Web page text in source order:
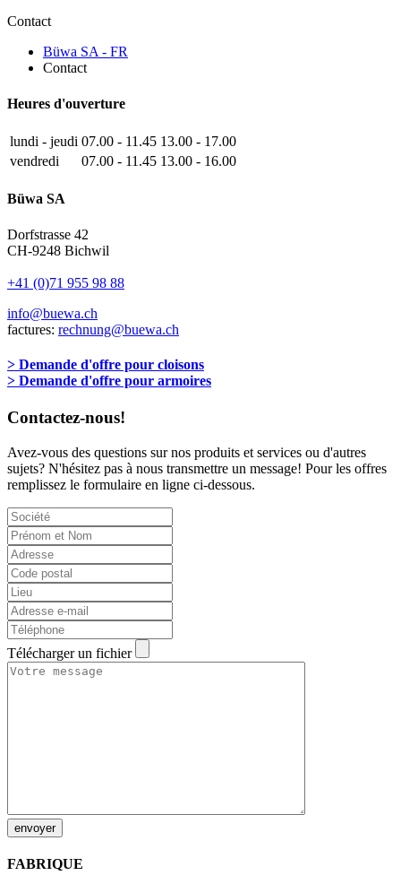
Contact
Büwa SA - FR
Contact
Heures d'ouverture
lundi - jeudi 07.00 - 11.45 13.00 - 17.00
vendredi
07.00 - 11.45 13.00 - 16.00
Büwa SA
Dorfstrasse 42
CH-9248 Bichwil
+41 (0)71 955 98 88
info@buewa.ch
factures: rechnung@buewa.ch
> Demande d'offre pour cloisons
> Demande d'offre pour armoires
Contactez-nous!
Avez-vous des questions sur nos produits et services ou d'autres
sujets? N'hésitez pas à nous transmettre un message! Pour les offres
remplissez le formulaire en ligne ci-dessous.
Télécharger un fichier
envoyer
FABRIQUE